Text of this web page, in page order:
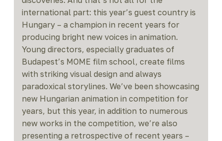
international part: this year’s guest country is
Hungary – a champion in recent years for
producing bright new voices in animation.
Young directors, especially graduates of
Budapest’s MOME film school, create films
with striking visual design and always
paradoxical storylines. We’ve been showcasing
new Hungarian animation in competition for
years, but this year, in addition to numerous
new works in the competition, we’re also
presenting a retrospective of recent years –